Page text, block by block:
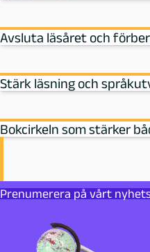
Avsluta läsåret och
Stärk läsning och
Bokcirkeln som stärker
Prenumerera på vårt